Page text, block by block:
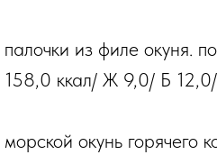
палочки из филе окуня.
158,0 ккал/ Ж 9,0/ Б
морской окунь горячего